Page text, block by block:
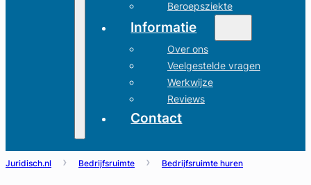
Beroepsziekte
Informatie
Over ons
Veelgestelde vragen
Werkwijze
Reviews
Contact
Juridisch.nl Bedrijfsruimte Bedrijfsruimte huren